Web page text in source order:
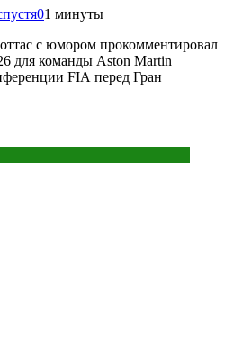
01 минуты
с юмором прокомментировал
для команды Aston Martin
FIA перед Гран